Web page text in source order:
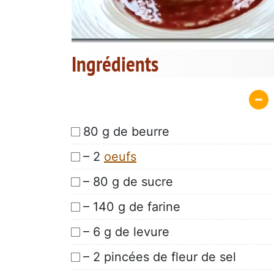
Ingrédients
80 g de beurre
– 2 oeufs
– 80 g de sucre
– 140 g de farine
– 6 g de levure
– 2 pincées de fleur de sel